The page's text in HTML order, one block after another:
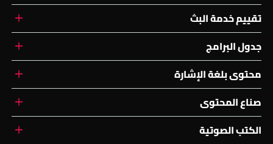
تقييم خدمة البث
جدول البرامج
محتوى بلغة الإشارة
صناع المحتوى
الكتب الصوتية